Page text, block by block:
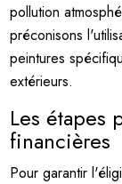
pollution
préconisons
peintures
extérieurs.
Les étapes
financières
Pour garantir